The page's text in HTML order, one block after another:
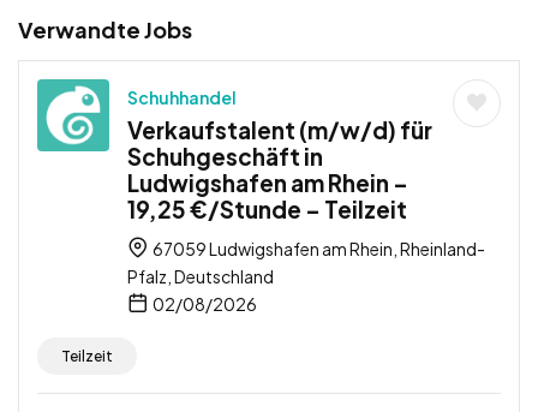
Verwandte Jobs
Schuhhandel
Verkaufstalent (m/w/d) für
Schuhgeschäft in
Ludwigshafen am Rhein –
19,25 €/Stunde – Teilzeit
67059 Ludwigshafen am Rhein, Rheinland-
Pfalz, Deutschland
02/08/2026
Teilzeit